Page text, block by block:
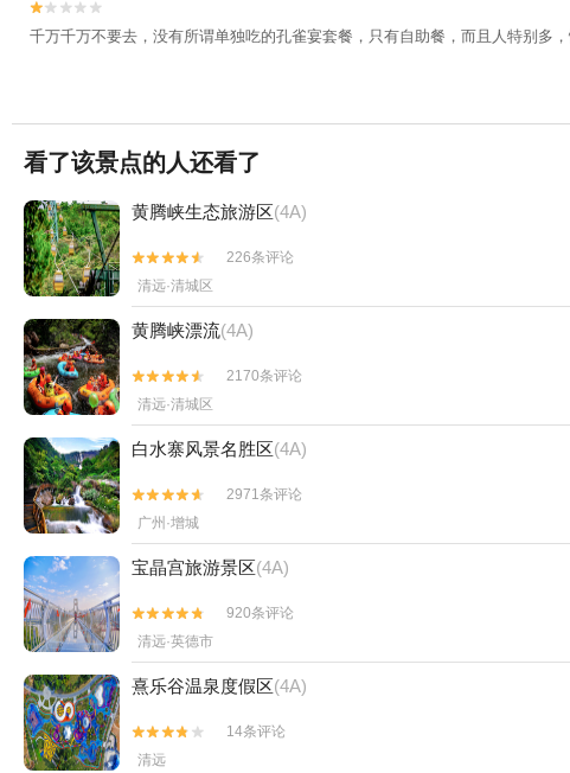


千万千万不要去，没有所谓单独吃的孔雀宴套餐，只有自助餐，而且人特别多
看了该景点的人还看了
黄腾峡生态旅游区(4A)


226条评论
清远·清城区
黄腾峡漂流(4A)


2170条评论
清远·清城区
白水寨风景名胜区(4A)


2971条评论
广州·增城
宝晶宫旅游景区(4A)


920条评论
清远·英德市
熹乐谷温泉度假区(4A)


14条评论
清远